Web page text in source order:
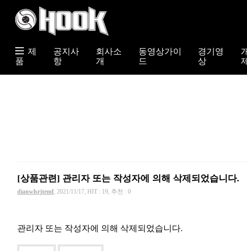
제
품
공지사
항
회사소
개
동영상가이
드
경기영
상
[상품관련] 관리자 또는 작성자에 의해 삭제되었습니다.
dianwlsrjtemf, 2021/11/17, HIT : 19, 추천 : 0
관리자 또는 작성자에 의해 삭제되었습니다.